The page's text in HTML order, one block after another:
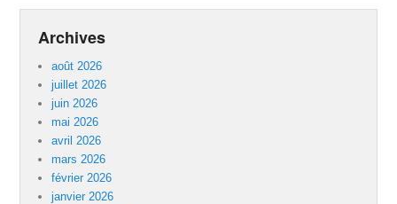
Archives
août 2026
juillet 2026
juin 2026
mai 2026
avril 2026
mars 2026
février 2026
janvier 2026